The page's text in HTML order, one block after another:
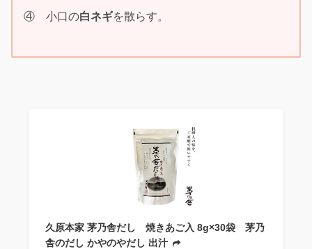
④ 小口の白ネギを散らす。
久原本家 茅乃舎だし 焼きあご入 8g×30袋 茅乃
舎のだし かやのやだし 出汁